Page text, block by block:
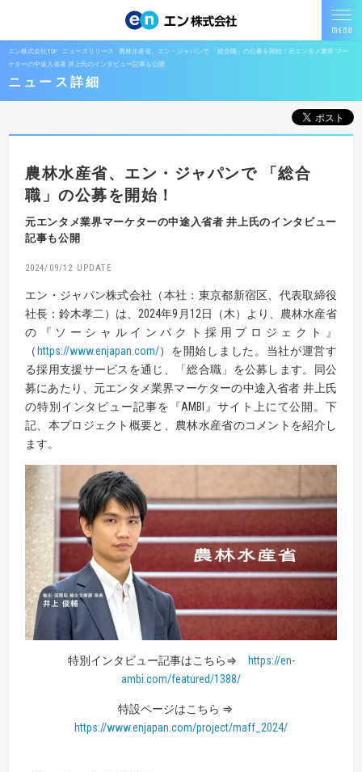
エン株式会社TOP ニュースリリース
農林水産省、エン・ジャパンで 「総合職」の公募を開始！元エンタメ業界 マー
ケターの中途入省者 井上氏のインタビュー記事も公開
ニュース詳細
農林水産省、エン・ジャパンで
「総合
職」の公募を開始！
元エンタメ業界マーケターの中途入省者 井上氏のインタビュー
記事も公開
2024/09/12
エン・ジャパン株式会社（本社：東京都新宿区、代表取締役
社長：鈴木孝二）は、2024年9月12日（木）より、農林水産省
の『ソーシャルインパクト採用プロジェクト』
（https://www.enjapan.com/）を開始しました。当社が運営す
る採用支援サービスを通じ、「総合職」を公募します。同公
募にあたり、元エンタメ業界マーケターの中途入省者 井上氏
の特別インタビュー記事を『AMBI』サイト上にて公開。下
記、本プロジェクト概要と、農林水産省のコメントを紹介し
ます。
特別インタビュー記事はこちら⇒
https://en-
ambi.com/featured/1388/
特設ページはこちら ⇒
https://www.enjapan.com/project/maff_2024/